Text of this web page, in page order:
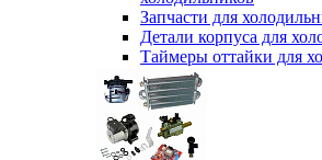
Запчасти для
Детали корпуса для
Таймеры оттайки для